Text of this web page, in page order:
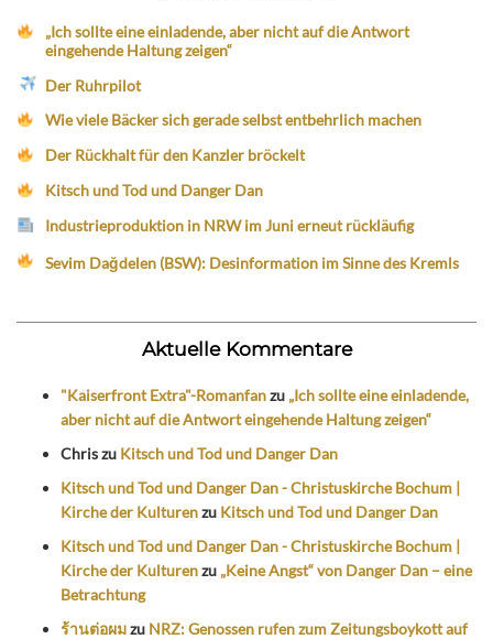
„Ich sollte eine einladende, aber nicht auf die Antwort
eingehende Haltung zeigen“
Der Ruhrpilot
Wie viele Bäcker sich gerade selbst entbehrlich machen
Der Rückhalt für den Kanzler bröckelt
Kitsch und Tod und Danger Dan
Industrieproduktion in NRW im Juni erneut rückläufig
Sevim Dağdelen (BSW): Desinformation im Sinne des Kremls
Aktuelle Kommentare
"Kaiserfront Extra"-Romanfanzu „Ich sollte eine einladende,
aber nicht auf die Antwort eingehende Haltung zeigen“
Chriszu Kitsch und Tod und Danger Dan
Kitsch und Tod und Danger Dan - Christuskirche Bochum |
Kirche der Kulturenzu Kitsch und Tod und Danger Dan
Kitsch und Tod und Danger Dan - Christuskirche Bochum |
Kirche der Kulturenzu „Keine Angst“ von Danger Dan – eine
Betrachtung
ร้านต่อผมzu NRZ: Genossen rufen zum Zeitungsboykott auf